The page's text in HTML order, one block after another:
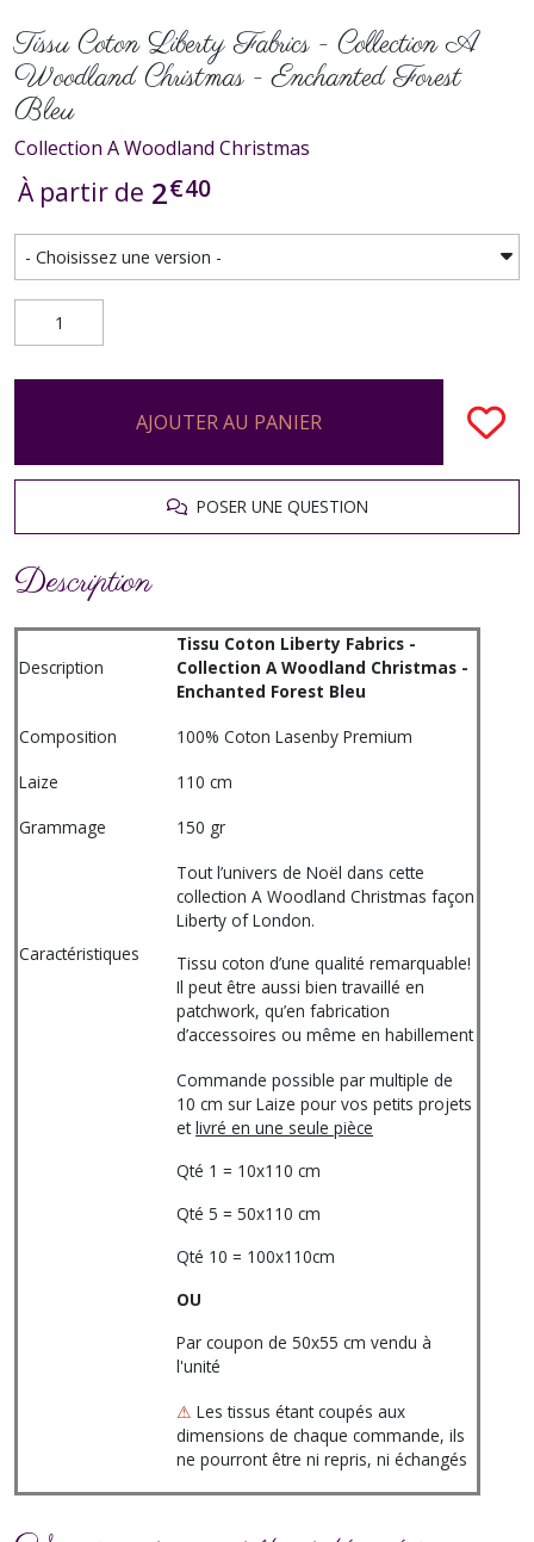
Tissu Coton Liberty Fabrics - Collection A
Woodland Christmas - Enchanted Forest
Bleu
Collection A Woodland Christmas
À partir de 2€40
AJOUTER AU PANIER
POSER UNE QUESTION
Description
Description
Tissu Coton Liberty Fabrics -
Collection A Woodland Christmas -
Enchanted Forest Bleu
Composition
100% Coton Lasenby Premium
Laize
110 cm
Grammage
150 gr
Caractéristiques
Tout l’univers de Noël dans cette
collection A Woodland Christmas façon
Liberty of London.
Tissu coton d’une qualité remarquable!
Il peut être aussi bien travaillé en
patchwork, qu’en fabrication
d’accessoires ou même en habillement
Commande possible par multiple de
10 cm sur Laize pour vos petits projets
etlivré en une seule pièce
Qté 1 = 10x110 cm
Qté 5 = 50x110 cm
Qté 10 = 100x110cm
OU
Par coupon de 50x55 cm vendu à
l'unité
⚠ Les tissus étant coupés aux
dimensions de chaque commande, ils
ne pourront être ni repris, ni échangés